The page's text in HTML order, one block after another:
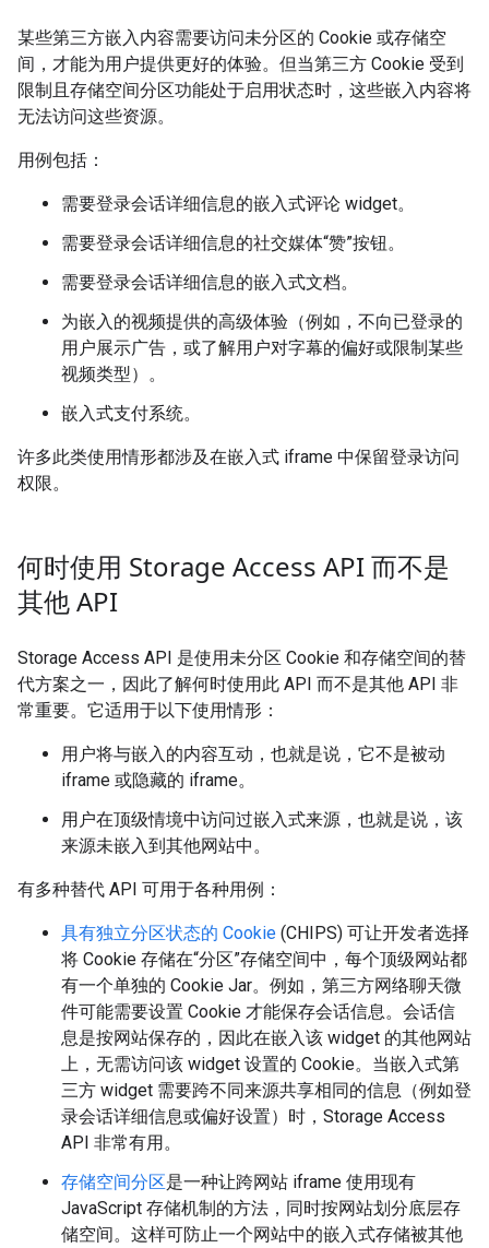
某些第三方嵌入内容需要访问未分区的 Cookie 或存储空
间，才能为用户提供更好的体验。但当第三方 Cookie 受到
限制且存储空间分区功能处于启用状态时，这些嵌入内容将
无法访问这些资源。
用例包括：
需要登录会话详细信息的嵌入式评论 widget。
需要登录会话详细信息的社交媒体“赞”按钮。
需要登录会话详细信息的嵌入式文档。
为嵌入的视频提供的高级体验（例如，不向已登录的
用户展示广告，或了解用户对字幕的偏好或限制某些
视频类型）。
嵌入式支付系统。
许多此类使用情形都涉及在嵌入式 iframe 中保留登录访问
权限。
何时使用 Storage Access API 而不是
其他 API
Storage Access API 是使用未分区 Cookie 和存储空间的替
代方案之一，因此了解何时使用此 API 而不是其他 API 非
常重要。它适用于以下使用情形：
用户将与嵌入的内容互动，也就是说，它不是被动
iframe 或隐藏的 iframe。
用户在顶级情境中访问过嵌入式来源，也就是说，该
来源未嵌入到其他网站中。
有多种替代 API 可用于各种用例：
具有独立分区状态的 Cookie (CHIPS) 可让开发者选择
将 Cookie 存储在“分区”存储空间中，每个顶级网站都
有一个单独的 Cookie Jar。例如，第三方网络聊天微
件可能需要设置 Cookie 才能保存会话信息。会话信
息是按网站保存的，因此在嵌入该 widget 的其他网站
上，无需访问该 widget 设置的 Cookie。当嵌入式第
三方 widget 需要跨不同来源共享相同的信息（例如登
录会话详细信息或偏好设置）时，Storage Access
API 非常有用。
存储空间分区是一种让跨网站 iframe 使用现有
JavaScript 存储机制的方法，同时按网站划分底层存
储空间。这样可防止一个网站中的嵌入式存储被其他